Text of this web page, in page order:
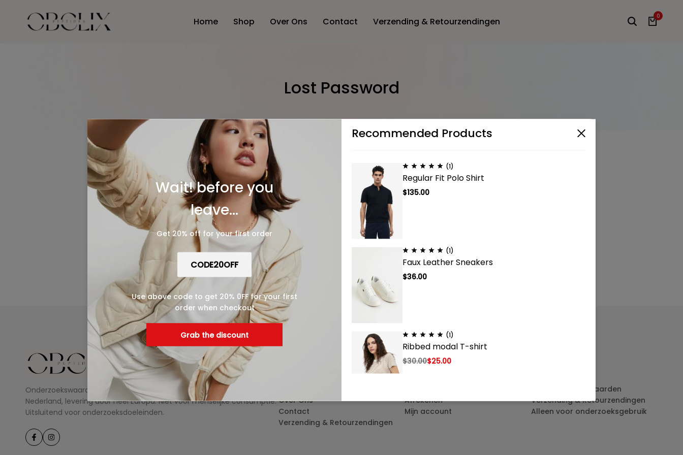
Home Shop Over Ons Contact Verzending & Retourzendingen 0
Lost Password
Lost your password? Please enter your username or email address. You
will receive a link to create a new password via email.
Username or email*
Onderzoekswaardige peptiden voor laboratoriumgebruik. Gevestigd in
Nederland, levering door heel Europa. Niet voor menselijke consumptie.
Uitsluitend voor onderzoeksdoeleinden.
Over Ons
Contact
Verzending & Retourzendingen
Winkel
Afrekenen
Mijn account
Algemene voorwaarden
Verzending & Retourzendingen
Alleen voor onderzoeksgebruik
Wait! before you
leave...
Get 20% off for your first order
Use above code to get 20% 0FF for your first
order when checkout
Grab the discount
Recommended Products
(1)
Regular Fit Polo Shirt
$135.00
(1)
Faux Leather Sneakers
$36.00
(1)
Ribbed modal T-shirt
$30.00$25.00